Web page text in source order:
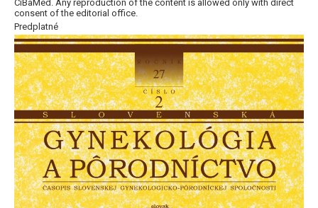
CiBaMed. Any reproduction of the content is allowed only with direct
consent of the editorial office.
Predplatné